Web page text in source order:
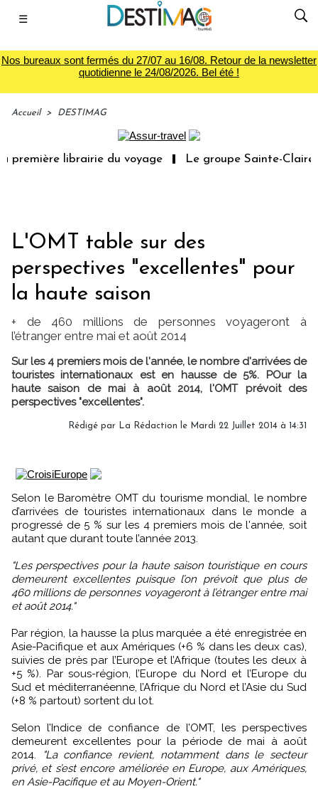
☰
Nos bureaux sont fermés du 27/07 au 16/08. Retour de la newsletter
quotidienne le 24/08/2026. Bel été !
Accueil > DESTIMAG
librairie du voyage Le groupe Sainte-Claire
L'OMT table sur des
perspectives "excellentes" pour
la haute saison
+ de 460 millions de personnes voyageront à
l’étranger entre mai et août 2014
Sur les 4 premiers mois de l'année, le nombre d'arrivées de
touristes internationaux est en hausse de 5%. POur la
haute saison de mai à août 2014, l'OMT prévoit des
perspectives "excellentes".
Rédigé par La Rédaction le Mardi 22 Juillet 2014 à 14:31
Selon le Baromètre OMT du tourisme mondial, le nombre
d’arrivées de touristes internationaux dans le monde a
progressé de 5 % sur les 4 premiers mois de l'année, soit
autant que durant toute l’année 2013.
"Les perspectives pour la haute saison touristique en cours
demeurent excellentes puisque l’on prévoit que plus de
460 millions de personnes voyageront à l’étranger entre mai
et août 2014."
Par région, la hausse la plus marquée a été enregistrée en
Asie-Pacifique et aux Amériques (+6 % dans les deux cas),
suivies de près par l’Europe et l’Afrique (toutes les deux à
+5 %). Par sous-région, l’Europe du Nord et l’Europe du
Sud et méditerranéenne, l’Afrique du Nord et l’Asie du Sud
(+8 % partout) sortent du lot.
Selon l’Indice de confiance de l’OMT, les perspectives
demeurent excellentes pour la période de mai à août
2014.
"La confiance revient, notamment dans le secteur
privé, et s’est encore améliorée en Europe, aux Amériques,
en Asie-Pacifique et au Moyen-Orient."